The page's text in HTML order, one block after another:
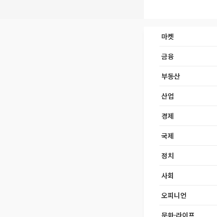
마켓
금융
부동산
산업
경제
국제
정치
사회
오피니언
문화·라이프